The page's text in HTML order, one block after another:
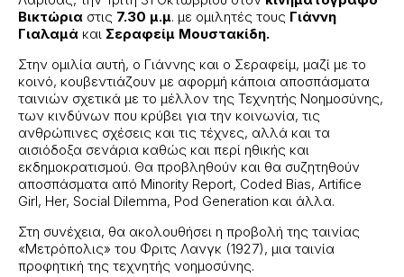
Βικτώρια στις 7.30 μ.μ. με ομιλητές τους Γιάννη
Γιαλαμά και Σεραφείμ Μουστακίδη.
Στην ομιλία αυτή, ο Γιάννης και ο Σεραφείμ, μαζί με το
κοινό, κουβεντιάζουν με αφορμή κάποια αποσπάσματα
ταινιών σχετικά με το μέλλον της Τεχνητής Νοημοσύνης,
των κινδύνων που κρύβει για την κοινωνία, τις
ανθρώπινες σχέσεις και τις τέχνες, αλλά και τα
αισιόδοξα σενάρια καθώς και περί ηθικής και
εκδημοκρατισμού. Θα προβληθούν και θα συζητηθούν
αποσπάσματα από Minority Report, Coded Bias, Artifice
Girl, Her, Social Dilemma, Pod Generation και άλλα.
Στη συνέχεια, θα ακολουθήσει η προβολή της ταινίας
«Μετρόπολις» του Φριτς Λανγκ (1927), μια ταινία
προφητική της τεχνητής νοημοσύνης.